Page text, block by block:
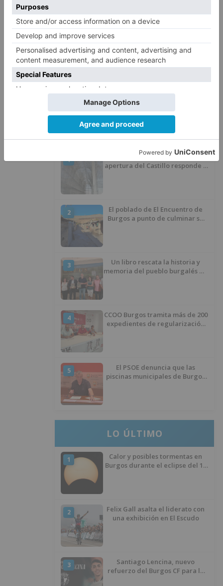
impulso económico y no estamos dispuestos a
que se siga sin dar explicaciones sobre lo que se
hace con el dinero público", ha concluido Blasco.
pp exigirá comisión mensual
seguimiento
LO + VISTO
1
Barrio (PSOE) denuncia que la
apertura del Castillo responde a
2
El poblado de El Encuentro de
Burgos a punto de culminar su
3
Un libro rescata la historia y
memoria del pueblo burgalés de
4
CCOO Burgos tramita más de 200
expedientes de regularización
5
El PSOE denuncia que las
piscinas municipales de Burgos
LO ÚLTIMO
1
Calor y posibles tormentas en
Burgos durante el eclipse del 12
2
Felix Gall asalta el liderato con
una exhibición en El Escudo
3
Santiago Lencina, nuevo
refuerzo del Burgos CF para la